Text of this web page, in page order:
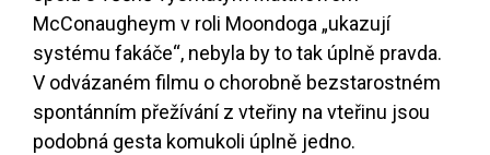
McConaugheym v roli Moondoga „ukazují
systému fakáče“, nebyla by to tak úplně pravda.
V odvázaném filmu o chorobně bezstarostném
spontánním přežívání z vteřiny na vteřinu jsou
podobná gesta komukoli úplně jedno.